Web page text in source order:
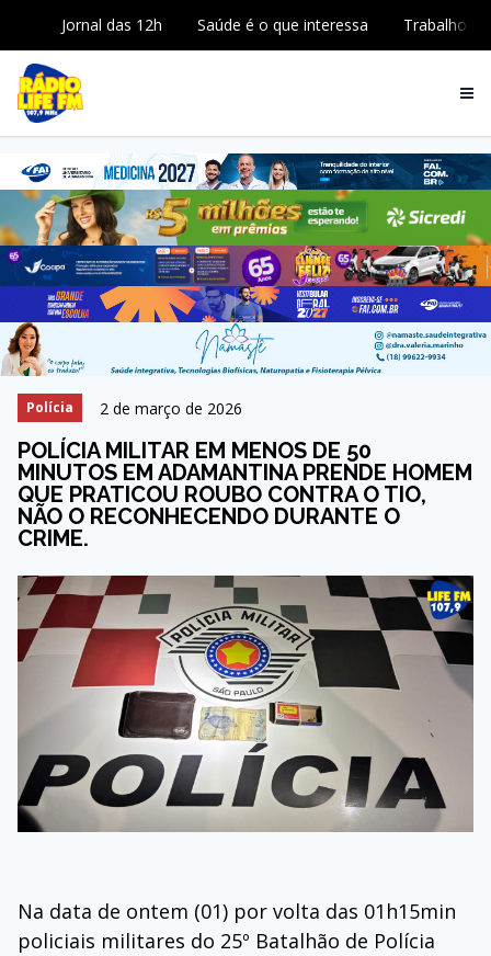
Jornal das 12h Saúde é o que interessa Trabalho
Polícia 2 de março de 2026
POLÍCIA MILITAR EM MENOS DE 50
MINUTOS EM ADAMANTINA PRENDE HOMEM
QUE PRATICOU ROUBO CONTRA O TIO,
NÃO O RECONHECENDO DURANTE O
CRIME.
Na data de ontem (01) por volta das 01h15min
policiais militares do 25º Batalhão de Polícia